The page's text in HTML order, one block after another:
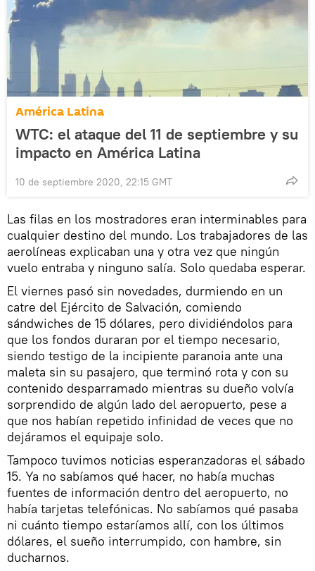
América Latina
WTC: el ataque del 11 de septiembre y su
impacto en América Latina
10 de septiembre 2020, 22:15 GMT
Las filas en los mostradores eran interminables para
cualquier destino del mundo. Los trabajadores de las
aerolíneas explicaban una y otra vez que ningún
vuelo entraba y ninguno salía. Solo quedaba esperar.
El viernes pasó sin novedades, durmiendo en un
catre del Ejército de Salvación, comiendo
sándwiches de 15 dólares, pero dividiéndolos para
que los fondos duraran por el tiempo necesario,
siendo testigo de la incipiente paranoia ante una
maleta sin su pasajero, que terminó rota y con su
contenido desparramado mientras su dueño volvía
sorprendido de algún lado del aeropuerto, pese a
que nos habían repetido infinidad de veces que no
dejáramos el equipaje solo.
Tampoco tuvimos noticias esperanzadoras el sábado
15. Ya no sabíamos qué hacer, no había muchas
fuentes de información dentro del aeropuerto, no
había tarjetas telefónicas. No sabíamos qué pasaba
ni cuánto tiempo estaríamos allí, con los últimos
dólares, el sueño interrumpido, con hambre, sin
ducharnos.